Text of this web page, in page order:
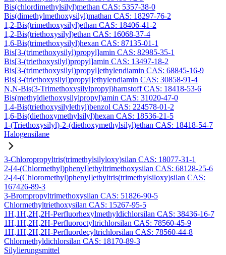
Bis(chlordimethylsilyl)methan CAS: 5357-38-0
Bis(dimethylmethoxysilyl)mathan CAS: 18297-76-2
1,2-Bis(trimethoxysilyl)ethan CAS: 18406-41-2
1,2-Bis(triethoxysilyl)ethan CAS: 16068-37-4
1,6-Bis(trimethoxysilyl)hexan CAS: 87135-01-1
Bis[3-(trimethoxysilyl)propyl]amin CAS: 82985-35-1
Bis[3-(triethoxysilyl)propyl]amin CAS: 13497-18-2
Bis[3-(trimethoxysilyl)propyl]ethylendiamin CAS: 68845-16-9
Bis[3-(triethoxysilyl)propyl]ethylendiamin CAS: 30858-91-4
N,N-Bis(3-Trimethoxysilylpropyl)harnstoff CAS: 18418-53-6
Bis(methyldiethoxysilylpropyl)amin CAS: 31020-47-0
1,4-Bis(triethoxysilylethyl)benzol CAS: 224578-01-2
1,6-Bis(diethoxymethylsilyl)hexan CAS: 18536-21-5
1-(Triethoxysilyl)-2-(diethoxymethylsilyl)ethan CAS: 18418-54-7
Halogensilane
3-Chloropropyltris(trimethylsilyloxy)silan CAS: 18077-31-1
2-[4-(Chlormethyl)phenyl]ethyltrimethoxysilan CAS: 68128-25-6
2-[4-(Chloromethyl)phenyl]ethyltris(trimethylsiloxy)silan CAS:
167426-89-3
3-Brompropyltrimethoxysilan CAS: 51826-90-5
Chlormethyltriethoxysilan CAS: 15267-95-5
1H,1H,2H,2H-Perfluorhexylmethyldichlorsilan CAS: 38436-16-7
1H,1H,2H,2H-Perfluoroctyltrichlorsilan CAS: 78560-45-9
1H,1H,2H,2H-Perfluordecyltrichlorsilan CAS: 78560-44-8
Chlormethyldichlorsilan CAS: 18170-89-3
Silylierungsmittel